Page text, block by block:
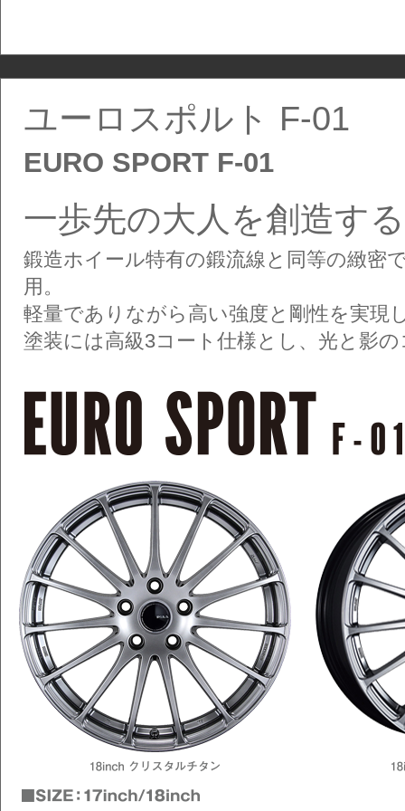
ユーロスポルト F-01
EURO SPORT F-01
一歩先の大人を創造す
鍛造ホイール特有の鍛流線と同等の緻密
用。
軽量でありながら高い強度と剛性を実現
塗装には高級3コート仕様とし、光と影